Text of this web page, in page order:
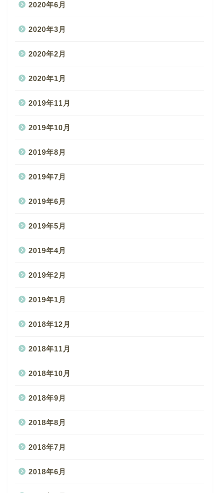
2020年6月
2020年3月
2020年2月
2020年1月
2019年11月
2019年10月
2019年8月
2019年7月
2019年6月
2019年5月
2019年4月
2019年2月
2019年1月
2018年12月
2018年11月
2018年10月
2018年9月
2018年8月
2018年7月
2018年6月